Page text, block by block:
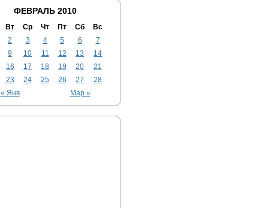
ФЕВРАЛЬ 2010
Вт Ср Чт Пт Сб Вс
« Янв Мар »
2 3 4 5 6
7
9 10 11 12 13
14
16 17 18 19 20
21
23 24 25 26 27 28